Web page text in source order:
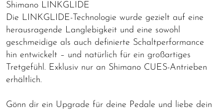
Shimano LINKGLIDE
Die LINKGLIDE-Technologie wurde gezielt auf eine
herausragende Langlebigkeit und eine sowohl
geschmeidige als auch definierte Schaltperformance
hin entwickelt – und natürlich für ein großartiges
Tretgefühl. Exklusiv nur an Shimano CUES-Antrieben
erhältlich.
Gönn dir ein Upgrade für deine Pedale und liebe dein